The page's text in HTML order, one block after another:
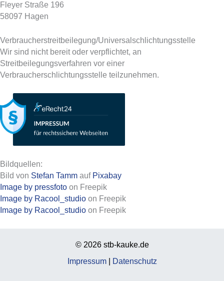
Fleyer Straße 196
58097 Hagen
Verbraucher­streit­beilegung/Universal­schlichtungs­stelle
Wir sind nicht bereit oder verpflichtet, an
Streitbeilegungsverfahren vor einer
Verbraucherschlichtungsstelle teilzunehmen.
Bildquellen:
Bild von Stefan Tamm auf Pixabay
Image by pressfoto on Freepik
Image by Racool_studio on Freepik
Image by Racool_studio on Freepik
© 2026 stb-kauke.de
Impressum| Datenschutz